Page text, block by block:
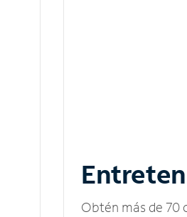
Obtén más de 70